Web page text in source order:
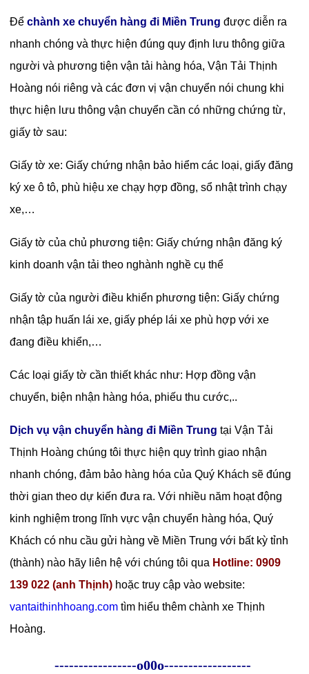
Đểchành xe chuyển hàng đi Miền Trung được diễn ra
nhanh chóng và thực hiện đúng quy định lưu thông giữa
người và phương tiện vận tải hàng hóa, Vận Tải Thịnh
Hoàng nói riêng và các đơn vị vận chuyển nói chung khi
thực hiện lưu thông vận chuyển cần có những chứng từ,
giấy tờ sau:
Giấy tờ xe: Giấy chứng nhận bảo hiểm các loại, giấy đăng
ký xe ô tô, phù hiệu xe chạy hợp đồng, sổ nhật trình chạy
xe,…
Giấy tờ của chủ phương tiện: Giấy chứng nhận đăng ký
kinh doanh vận tải theo nghành nghề cụ thể
Giấy tờ của người điều khiển phương tiện: Giấy chứng
nhận tập huấn lái xe, giấy phép lái xe phù hợp với xe
đang điều khiển,…
Các loại giấy tờ cần thiết khác như: Hợp đồng vận
chuyển, biện nhận hàng hóa, phiếu thu cước,..
Dịch vụ vận chuyển hàng đi Miền Trung tại Vận Tải
Thịnh Hoàng chúng tôi thực hiện quy trình giao nhận
nhanh chóng, đảm bảo hàng hóa của Quý Khách sẽ đúng
thời gian theo dự kiến đưa ra. Với nhiều năm hoạt động
kinh nghiệm trong lĩnh vực vận chuyển hàng hóa, Quý
Khách có nhu cầu gửi hàng về Miền Trung với bất kỳ tỉnh
(thành) nào hãy liên hệ với chúng tôi qua Hotline: 0909
139 022 (anh Thịnh) hoặc truy cập vào website:
vantaithinhhoang.com tìm hiểu thêm chành xe Thịnh
Hoàng.
-----------------o00o------------------